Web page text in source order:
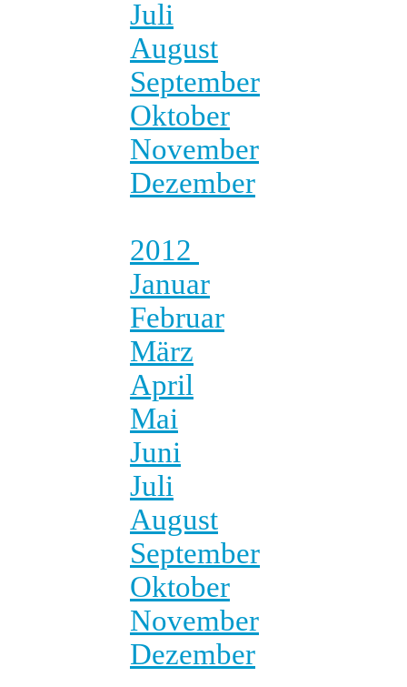
Juli
August
September
Oktober
November
Dezember
2012
Januar
Februar
März
April
Mai
Juni
Juli
August
September
Oktober
November
Dezember